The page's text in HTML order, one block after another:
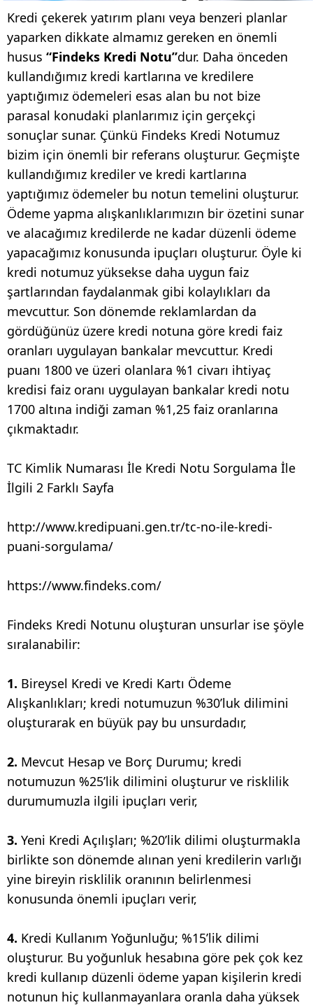
Kredi çekerek yatırım planı veya benzeri planlar
yaparken dikkate almamız gereken en önemli
husus “Findeks Kredi Notu”dur. Daha önceden
kullandığımız kredi kartlarına ve kredilere
yaptığımız ödemeleri esas alan bu not bize
parasal konudaki planlarımız için gerçekçi
sonuçlar sunar. Çünkü Findeks Kredi Notumuz
bizim için önemli bir referans oluşturur. Geçmişte
kullandığımız krediler ve kredi kartlarına
yaptığımız ödemeler bu notun temelini oluşturur.
Ödeme yapma alışkanlıklarımızın bir özetini sunar
ve alacağımız kredilerde ne kadar düzenli ödeme
yapacağımız konusunda ipuçları oluşturur. Öyle ki
kredi notumuz yüksekse daha uygun faiz
şartlarından faydalanmak gibi kolaylıkları da
mevcuttur. Son dönemde reklamlardan da
gördüğünüz üzere kredi notuna göre kredi faiz
oranları uygulayan bankalar mevcuttur. Kredi
puanı 1800 ve üzeri olanlara %1 civarı ihtiyaç
kredisi faiz oranı uygulayan bankalar kredi notu
1700 altına indiği zaman %1,25 faiz oranlarına
çıkmaktadır.
TC Kimlik Numarası İle Kredi Notu Sorgulama İle
İlgili 2 Farklı Sayfa
http://www.kredipuani.gen.tr/tc-no-ile-kredi-
puani-sorgulama/
https://www.findeks.com/
Findeks Kredi Notunu oluşturan unsurlar ise şöyle
sıralanabilir:
1. Bireysel Kredi ve Kredi Kartı Ödeme
Alışkanlıkları; kredi notumuzun %30’luk dilimini
oluşturarak en büyük pay bu unsurdadır,
2. Mevcut Hesap ve Borç Durumu; kredi
notumuzun %25’lik dilimini oluşturur ve risklilik
durumumuzla ilgili ipuçları verir,
3. Yeni Kredi Açılışları; %20’lik dilimi oluşturmakla
birlikte son dönemde alınan yeni kredilerin varlığı
yine bireyin risklilik oranının belirlenmesi
konusunda önemli ipuçları verir,
4. Kredi Kullanım Yoğunluğu; %15’lik dilimi
oluşturur. Bu yoğunluk hesabına göre pek çok kez
kredi kullanıp düzenli ödeme yapan kişilerin kredi
notunun hiç kullanmayanlara oranla daha yüksek